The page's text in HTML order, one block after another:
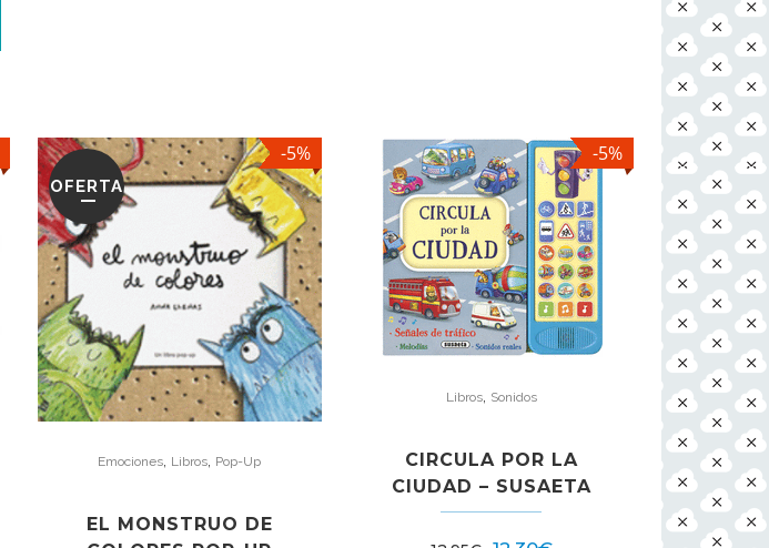
OFERTA
-5%
Emociones, Libros, Pop-Up
EL MONSTRUO DE
-5%
Libros, Sonidos
CIRCULA POR LA
CIUDAD – SUSAETA